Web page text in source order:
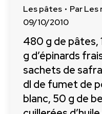
Les pâtes ParLes
09/10/2010
480 g de pâtes,
g d’épinards
sachets de
dl de fumet de
blanc, 50 g de